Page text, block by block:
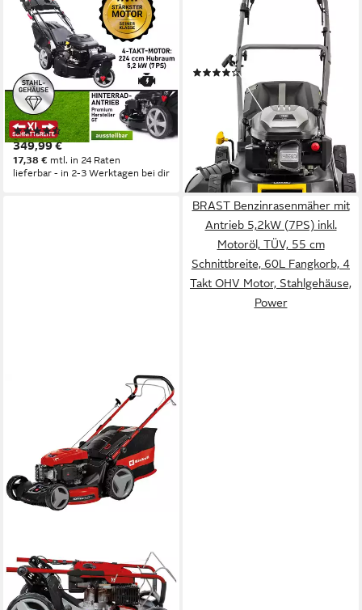
Benzinrasenmäher Trike mit
Antrieb 5,2kW(7PS),
Elektrostart, 4 Takt OHV
Motor, TÜV
53 cm Schnittbreite
30 - 80 cm Schnitthöhe
60 l Größe Auffangbehälter
(8)
349,99 €
17,38 € mtl. in 24 Raten
lieferbar - in 2-3 Werktagen bei dir
Benzinrasenmäher XT460TR
Schnittbreite
2,8 - 7 cm Schnitthöhe
Größe Auffangbehälter
349,99 € UVP399,00 €
mtl. in 24 Raten
lieferbar in 2 Wochen
BRAST Benzinrasenmäher mit
Antrieb 5,2kW (7PS) inkl.
Motoröl, TÜV, 55 cm
Schnittbreite, 60L Fangkorb, 4
Takt OHV Motor, Stahlgehäuse,
Power